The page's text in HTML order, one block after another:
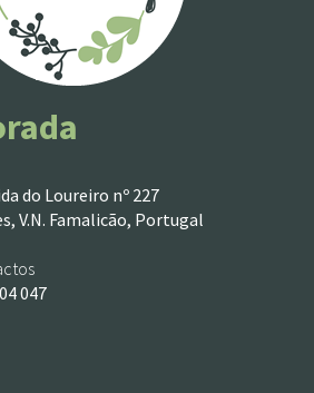
do Loureiro nº 227
V.N. Famalicão, Portugal
047